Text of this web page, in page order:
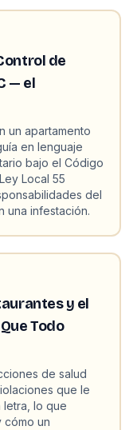
de
— el
un apartamento
en lenguaje
bajo el Código
Local 55
del
una infestación.
y el
Todo
de salud
que le
letra, lo que
cómo un